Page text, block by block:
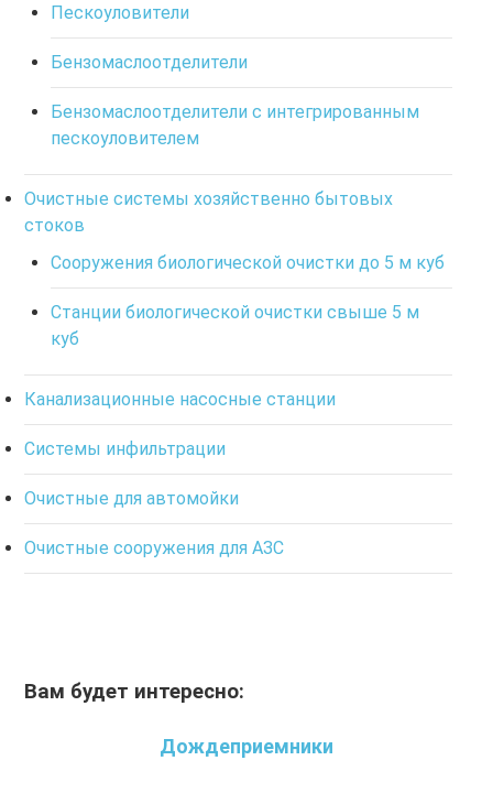
Пескоуловители
Бензомаслоотделители
Бензомаслоотделители с интегрированным
пескоуловителем
Очистные системы хозяйственно бытовых
стоков
Сооружения биологической очистки до 5 м куб
Станции биологической очистки свыше 5 м
куб
Канализационные насосные станции
Системы инфильтрации
Очистные для автомойки
Очистные сооружения для АЗС
Вам будет интересно:
Дождеприемники